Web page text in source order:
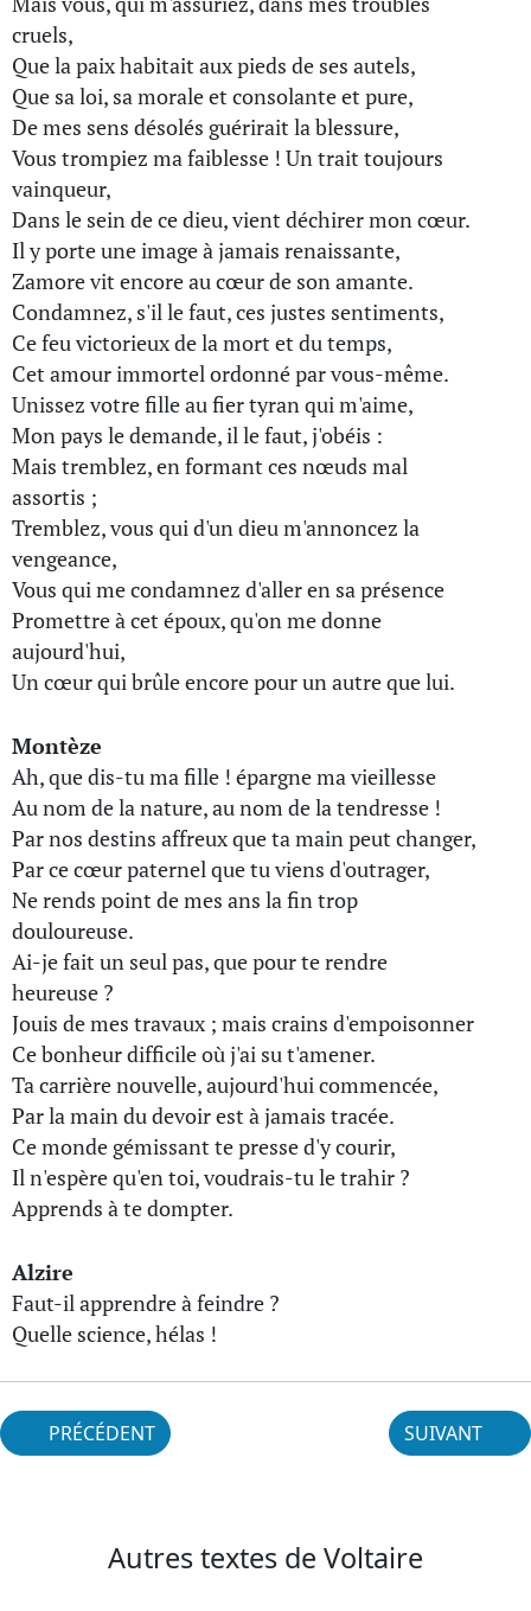
cruels,
Que la paix habitait aux pieds de ses autels,
Que sa loi, sa morale et consolante et pure,
De mes sens désolés guérirait la blessure,
Vous trompiez ma faiblesse ! Un trait toujours
vainqueur,
Dans le sein de ce dieu, vient déchirer mon cœur.
Il y porte une image à jamais renaissante,
Zamore vit encore au cœur de son amante.
Condamnez, s'il le faut, ces justes sentiments,
Ce feu victorieux de la mort et du temps,
Cet amour immortel ordonné par vous-même.
Unissez votre fille au fier tyran qui m'aime,
Mon pays le demande, il le faut, j'obéis :
Mais tremblez, en formant ces nœuds mal
assortis ;
Tremblez, vous qui d'un dieu m'annoncez la
vengeance,
Vous qui me condamnez d'aller en sa présence
Promettre à cet époux, qu'on me donne
aujourd'hui,
Un cœur qui brûle encore pour un autre que lui.
Montèze
Ah, que dis-tu ma fille ! épargne ma vieillesse
Au nom de la nature, au nom de la tendresse !
Par nos destins affreux que ta main peut changer,
Par ce cœur paternel que tu viens d'outrager,
Ne rends point de mes ans la fin trop
douloureuse.
Ai-je fait un seul pas, que pour te rendre
heureuse ?
Jouis de mes travaux ; mais crains d'empoisonner
Ce bonheur difficile où j'ai su t'amener.
Ta carrière nouvelle, aujourd'hui commencée,
Par la main du devoir est à jamais tracée.
Ce monde gémissant te presse d'y courir,
Il n'espère qu'en toi, voudrais-tu le trahir ?
Apprends à te dompter.
Alzire
Faut-il apprendre à feindre ?
Quelle science, hélas !
PRÉCÉDENT SUIVANT
Autres textes de Voltaire